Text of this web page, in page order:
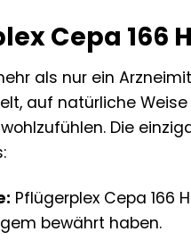
Cepa 166
als nur ein
auf natürliche
Die
Pflügerplex Cepa 166
bewährt haben.